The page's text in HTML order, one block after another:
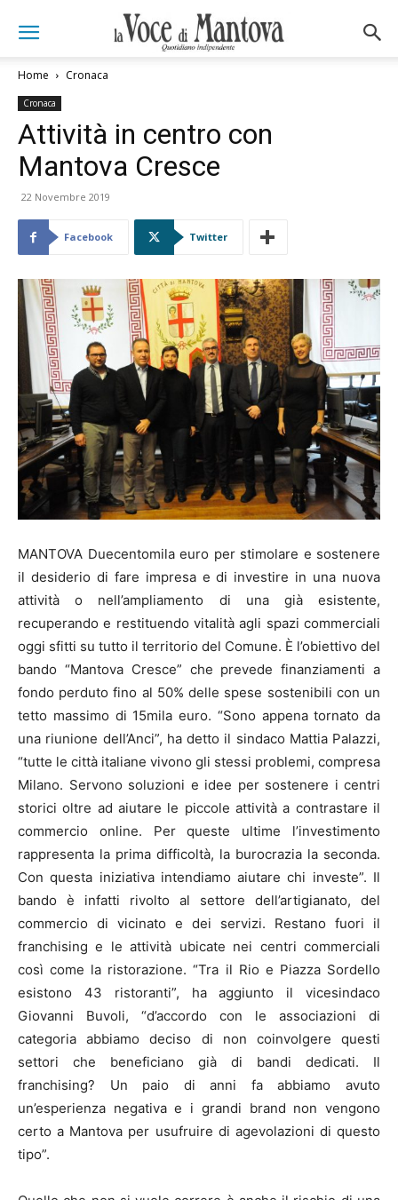
Home Cronaca
Cronaca
Attività in centro con
Mantova Cresce
22 Novembre 2019
Facebook Twitter
MANTOVA Duecentomila euro per stimolare e sostenere
il desiderio di fare impresa e di investire in una nuova
attività o nell’ampliamento di una già esistente,
recuperando e restituendo vitalità agli spazi commerciali
oggi sfitti su tutto il territorio del Comune. È l’obiettivo del
bando “Mantova Cresce” che prevede finanziamenti a
fondo perduto fino al 50% delle spese sostenibili con un
tetto massimo di 15mila euro. “Sono appena tornato da
una riunione dell’Anci”, ha detto il sindaco Mattia Palazzi,
“tutte le città italiane vivono gli stessi problemi, compresa
Milano. Servono soluzioni e idee per sostenere i centri
storici oltre ad aiutare le piccole attività a contrastare il
commercio online. Per queste ultime l’investimento
rappresenta la prima difficoltà, la burocrazia la seconda.
Con questa iniziativa intendiamo aiutare chi investe”. Il
bando è infatti rivolto al settore dell’artigianato, del
commercio di vicinato e dei servizi. Restano fuori il
franchising e le attività ubicate nei centri commerciali
così come la ristorazione. “Tra il Rio e Piazza Sordello
esistono 43 ristoranti”, ha aggiunto il vicesindaco
Giovanni Buvoli, “d’accordo con le associazioni di
categoria abbiamo deciso di non coinvolgere questi
settori che beneficiano già di bandi dedicati. Il
franchising? Un paio di anni fa abbiamo avuto
un’esperienza negativa e i grandi brand non vengono
certo a Mantova per usufruire di agevolazioni di questo
tipo”.